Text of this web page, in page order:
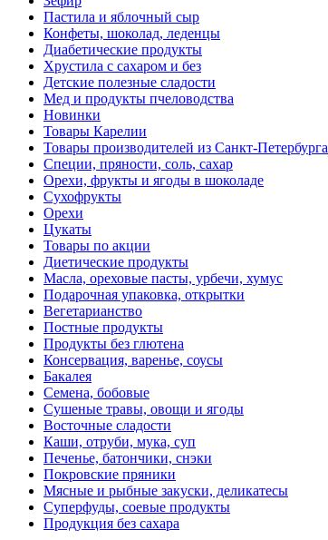
Пастила и яблочный сыр
Конфеты, шоколад, леденцы
Диабетические продукты
Хрустила с сахаром и без
Детские полезные сладости
Мед и продукты пчеловодства
Новинки
Товары Карелии
Товары производителей из Санкт-Петербурга
Специи, пряности, соль, сахар
Орехи, фрукты и ягоды в шоколаде
Сухофрукты
Орехи
Цукаты
Товары по акции
Диетические продукты
Масла, ореховые пасты, урбечи, хумус
Подарочная упаковка, открытки
Вегетарианство
Постные продукты
Продукты без глютена
Консервация, варенье, соусы
Бакалея
Семена, бобовые
Сушеные травы, овощи и ягоды
Восточные сладости
Каши, отруби, мука, суп
Печенье, батончики, снэки
Покровские пряники
Мясные и рыбные закуски, деликатесы
Суперфуды, соевые продукты
Продукция без сахара